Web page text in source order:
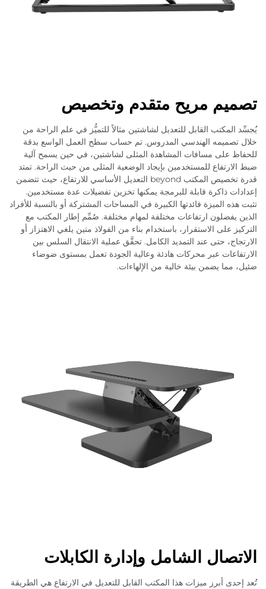
تصميم مريح متقدم وتخصيص
يُجسِّد المكتب القابل للتعديل لشاشتين مثالاً للتميُّز في علم الراحة من
خلال تصميمه الهندسي المدروس. تم حساب سطح العمل الواسع بدقة
للحفاظ على مسافات المشاهدة المثلى لشاشتين، في حين يسمح آلية
ضبط الارتفاع للمستخدمين بإيجاد الوضعية المثلى من حيث الراحة. تمتد
قدرة تخصيص المكتب beyond التعديل الأساسي للارتفاع، حيث تتضمن
إعدادات ذاكرة قابلة للبرمجة يمكنها تخزين تفضيلات عدة مستخدمين.
تثبت هذه الميزة فائدتها الكبيرة في المساحات المشتركة أو بالنسبة للأفراد
الذين يفضلون ارتفاعات مختلفة لمهام مختلفة. صُمِّم إطار المكتب مع
التركيز على الاستقرار، باستخدام بناء من الفولاذ متين يلغي الاهتزاز أو
الارتجاج، حتى عند التمديد الكامل. تحقَّق عملية الانتقال السلس بين
الارتفاعات عبر محركات هادئة وعالية الجودة تعمل بمستوى ضوضاء
ضئيل، مما يضمن بيئة خالية من الإلهاءات.
الاتصال الشامل وإدارة الكابلات
تُعد إحدى أبرز ميزات هذا المكتب القابل للتعديل في الارتفاع هي الطريقة